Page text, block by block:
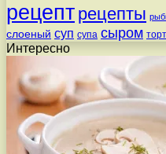
рецепт рецепты
слоеный суп супа сыром торт
Интересно